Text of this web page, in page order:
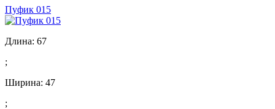
Пуфик 015
Длина: 67
;
Ширина: 47
;